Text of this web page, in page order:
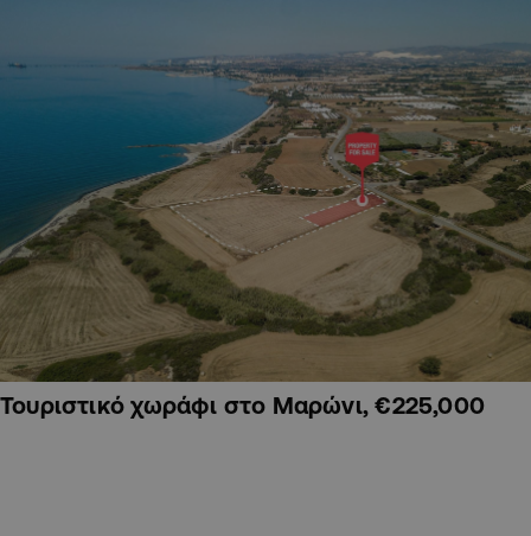
Τουριστικό χωράφι στο Μαρώνι, €225,000